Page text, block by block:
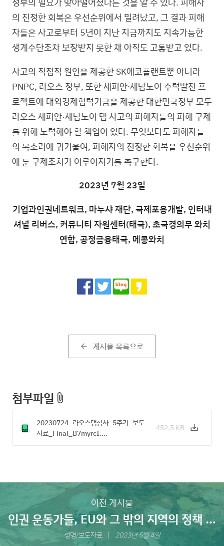
의 진정한 회복은 우선순위에서 밀려났고, 그 결과 피해
자들은 사고로부터 5년이 지난 지금까지도 지속가능한
생계수단조차 보장받지 못한 채 아직도 고통받고 있다.
사고의 직접적 원인을 제공한 SK에코플랜트뿐 아니라
PNPC, 라오스 정부, 또한 세피안∙세남노이 수력발전 프
로젝트에 대외경제협력기금을 제공한 대한민국정부 모두
라오스 세피안·세남노이 댐 사고의 피해자들의 피해 구제
를 위해 노력해야 할 책임이 있다. 무엇보다도 피해자들
의 목소리에 귀기울여, 피해자의 진정한 회복을 우선순위
에 둔 구제조치가 이루어지기를 촉구한다.
2023년 7월 23일
기업과인권네트워크, 마누샤 재단, 국제포용개발, 인터내
셔널 리버스, 커뮤니티 자원센터(태국), 초국경의무 와치
연합, 공정금융태국, 메콩와치
Share
arrow_back 게시물 목록으로
첨부파일 attach_file
20230724_라오스댐참사_5주기_보도
자료_Final_B7myrcI.…
452.5 KB Download
save_alt
이전 게시물
인권 운동가들, EU와 그 밖의 지역의 정책 입
안자들에게 기업의 인권침해를 근절할 것을
성명/보도자료 2023년 5월 4일